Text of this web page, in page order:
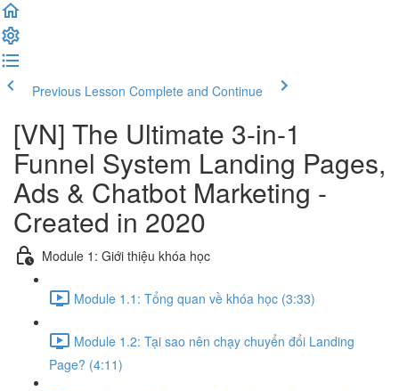
Previous Lesson Complete and Continue
[VN] The Ultimate 3-in-1
Funnel System Landing Pages,
Ads & Chatbot Marketing -
Created in 2020
Module 1: Giới thiệu khóa học
Module 1.1: Tổng quan về khóa học (3:33)
Module 1.2: Tại sao nên chạy chuyển đổi Landing
Page? (4:11)